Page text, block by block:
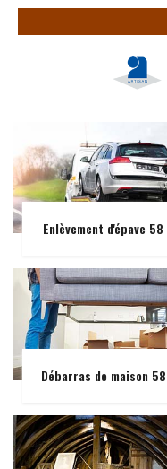
Enlèvement d'épave 58
Débarras de maison 58